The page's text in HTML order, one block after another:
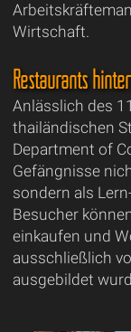
Wirtschaft.
Restaurants
Anlässlich des
thailändischen
Department of
Gefängnisse
sondern als
Besucher
einkaufen und
ausschließlich
ausgebildet